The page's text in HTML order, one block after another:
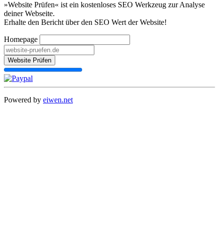
»Website Prüfen« ist ein kostenloses SEO Werkzeug zur Analyse
deiner Webseite.
Erhalte den Bericht über den SEO Wert der Website!
Homepage
Website Prüfen
Powered by eiwen.net